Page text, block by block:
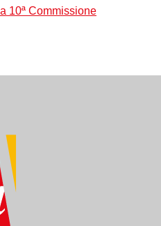
10ª Commissione